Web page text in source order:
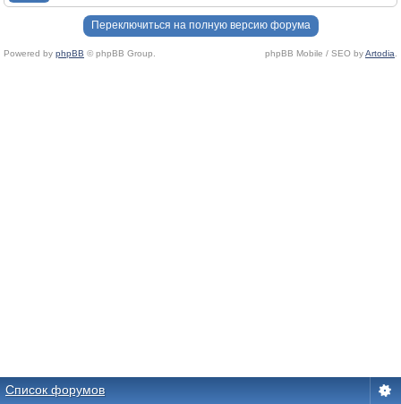
Переключиться на полную версию форума
Powered by phpBB © phpBB Group. phpBB Mobile / SEO byArtodia
Список форумов